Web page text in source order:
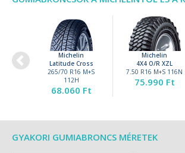
Michelin
Latitude Cross
265/70 R16 M+S
112H
68.060 Ft
Michelin
4X4 O/R XZL
7.50 R16 M+S 116N
75.990 Ft
GYAKORI GUMIABRONCS MÉRETEK